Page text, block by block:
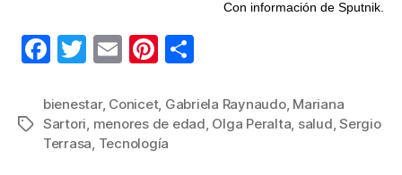
Con información de Sputnik.
F
c
e
T
tt
er
E
ail
Pi
er
e
m
p
Etiquetas
bienestar, Conicet, Gabriela Raynaudo, Mariana
Sartori, menores de edad, Olga Peralta, salud,Sergio
Terrasa, Tecnología